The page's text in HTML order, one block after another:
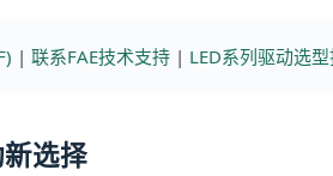
| 联系FAE技术支持 | LED系列驱动选
选择